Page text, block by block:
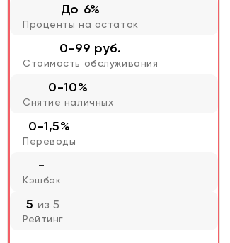
До 6%
Проценты на остаток
0-99 руб.
Стоимость обслуживания
0-10%
Снятие наличных
0-1,5%
Переводы
-
Кэшбэк
5из 5
Рейтинг